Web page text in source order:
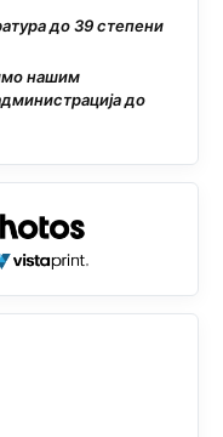
до 39 степени
нашим
до